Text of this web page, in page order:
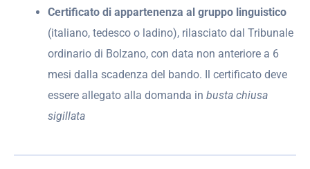
Certificato di appartenenza al gruppo linguistico
(italiano, tedesco o ladino), rilasciato dal Tribunale
ordinario di Bolzano, con data non anteriore a 6
mesi dalla scadenza del bando. Il certificato deve
essere allegato alla domanda inbusta chiusa
sigillata